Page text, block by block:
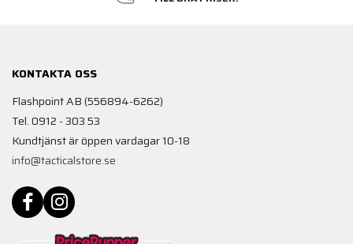
KONTAKTA OSS
Flashpoint AB (556894-6262)
Tel. 0912 - 303 53
Kundtjänst är öppen vardagar 10-18
info@tacticalstore.se